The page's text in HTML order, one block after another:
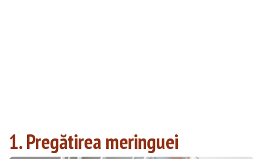
1. Pregătirea meringuei